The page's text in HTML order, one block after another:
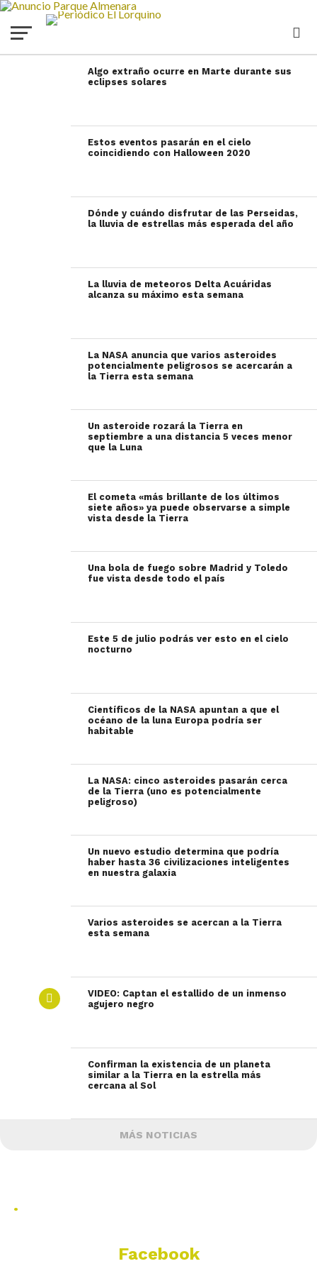
Algo extraño ocurre en Marte durante sus
eclipses solares
Estos eventos pasarán en el cielo
coincidiendo con Halloween 2020
Dónde y cuándo disfrutar de las Perseidas,
la lluvia de estrellas más esperada del año
La lluvia de meteoros Delta Acuáridas
alcanza su máximo esta semana
La NASA anuncia que varios asteroides
potencialmente peligrosos se acercarán a
la Tierra esta semana
Un asteroide rozará la Tierra en
septiembre a una distancia 5 veces menor
que la Luna
El cometa «más brillante de los últimos
siete años» ya puede observarse a simple
vista desde la Tierra
Una bola de fuego sobre Madrid y Toledo
fue vista desde todo el país
Este 5 de julio podrás ver esto en el cielo
nocturno
Científicos de la NASA apuntan a que el
océano de la luna Europa podría ser
habitable
La NASA: cinco asteroides pasarán cerca
de la Tierra (uno es potencialmente
peligroso)
Un nuevo estudio determina que podría
haber hasta 36 civilizaciones inteligentes
en nuestra galaxia
Varios asteroides se acercan a la Tierra
esta semana
VIDEO: Captan el estallido de un inmenso
agujero negro
Confirman la existencia de un planeta
similar a la Tierra en la estrella más
cercana al Sol
MÁS NOTICIAS
.
Facebook